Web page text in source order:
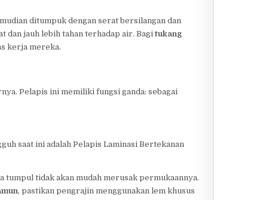
ditumpuk dengan serat bersilangan dan
dan jauh lebih tahan terhadap air. Bagitukang
kerja mereka.
Pelapis ini memiliki fungsi ganda: sebagai
saat ini adalah Pelapis Laminasi Bertekanan
tumpul tidak akan mudah merusak permukaannya.
, pastikan pengrajin menggunakan lem khusus